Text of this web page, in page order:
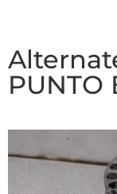
PUNTO